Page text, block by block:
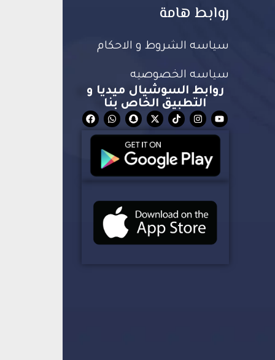
روابط هامة
سياسه الشروط و الاحكام
سياسه الخصوصيه
روابط السوشيال ميديا و
التطبيق الخاص بنا